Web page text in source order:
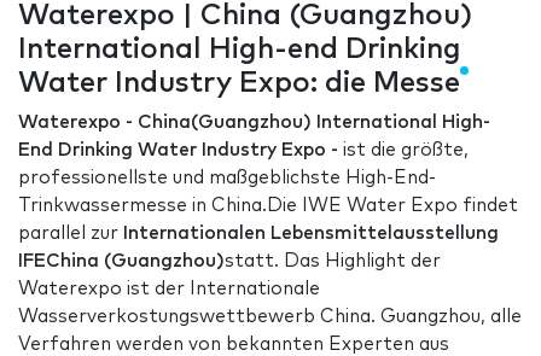
Waterexpo | China (Guangzhou)
International High-end Drinking
Water Industry Expo: die Messe
Waterexpo - China(Guangzhou) International High-
End Drinking Water Industry Expo - ist die größte,
professionellste und maßgeblichste High-End-
Trinkwassermesse in China.Die IWE Water Expo findet
parallel zur Internationalen Lebensmittelausstellung
IFEChina (Guangzhou)statt. Das Highlight der
Waterexpo ist der Internationale
Wasserverkostungswettbewerb China. Guangzhou, alle
Verfahren werden von bekannten Experten aus